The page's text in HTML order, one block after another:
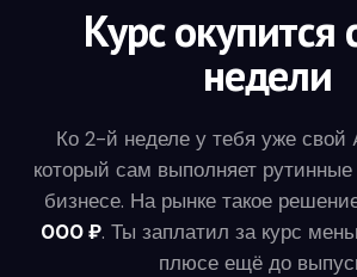
Курс окупится
недели
Ко 2-й неделе у тебя уже
который сам выполняет
бизнесе. На рынке такое
000 ₽. Ты заплатил за курс
плюсе ещё до